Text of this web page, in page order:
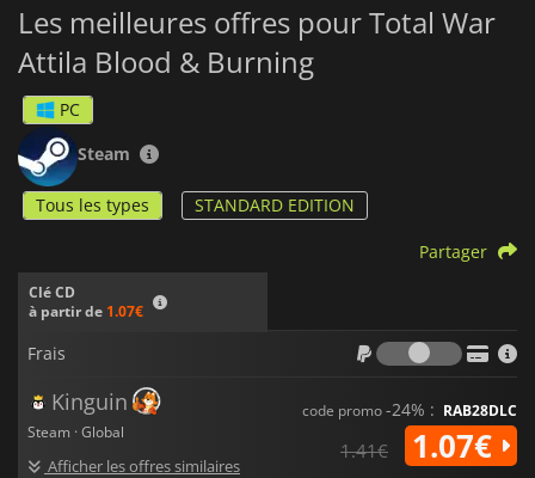
Les meilleures offres pour Total War
Attila Blood & Burning
PC
Steam
Tous les types STANDARD EDITION
Clé CD
à partir de 1.07€
Partager
Frais
Frais
Kinguin
Steam · Global
Afficher les offres similaires
code promo-24% : RAB28DLC
1.41€ 1.07€